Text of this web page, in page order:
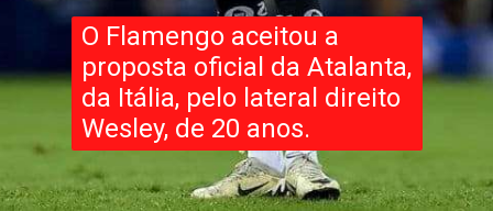
O Flamengo aceitou a
proposta oficial da Atalanta,
da Itália, pelo lateral direito
Wesley, de 20 anos.